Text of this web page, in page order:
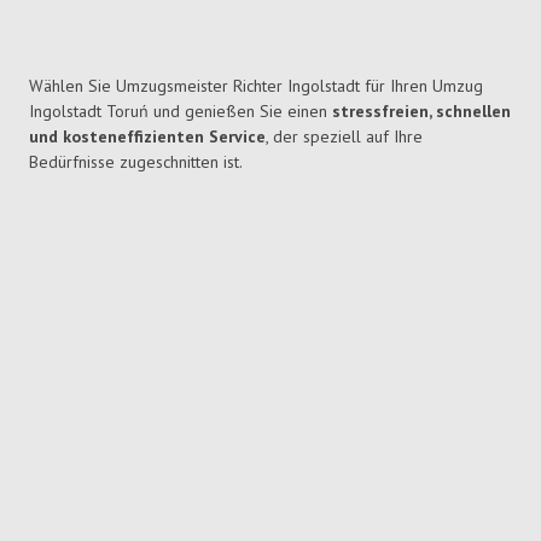
Wählen Sie Umzugsmeister Richter Ingolstadt für Ihren Umzug
Ingolstadt Toruń und genießen Sie einen stressfreien, schnellen
und kosteneffizienten Service, der speziell auf Ihre
Bedürfnisse zugeschnitten ist.